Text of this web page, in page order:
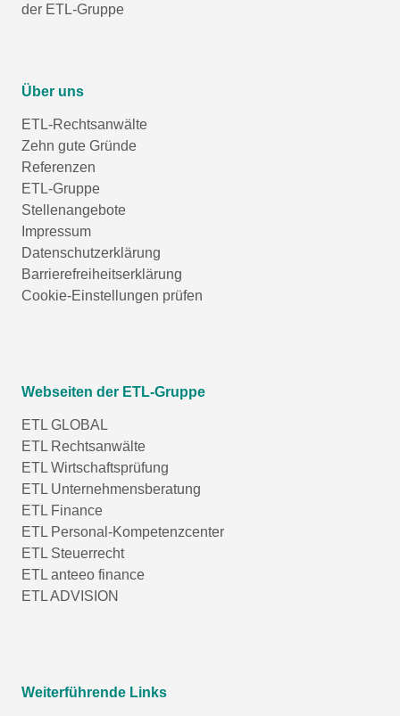
der ETL-Gruppe
Über uns
ETL-Rechtsanwälte
Zehn gute Gründe
Referenzen
ETL-Gruppe
Stellenangebote
Impressum
Datenschutzerklärung
Barrierefreiheitserklärung
Cookie-Einstellungen prüfen
Webseiten der ETL-Gruppe
ETL GLOBAL
ETL Rechtsanwälte
ETL Wirtschaftsprüfung
ETL Unternehmensberatung
ETL Finance
ETL Personal-Kompetenzcenter
ETL Steuerrecht
ETL anteeo finance
ETL ADVISION
Weiterführende Links